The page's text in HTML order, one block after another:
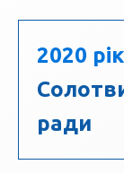
2020 рік
ради